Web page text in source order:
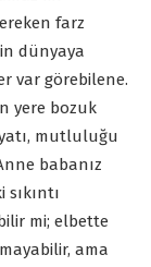
farz
dünyaya
var görebilene.
yere bozuk
mutluluğu
babanız
mi; elbette
ama